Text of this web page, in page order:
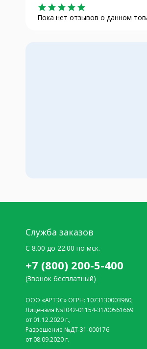
star star star star star
Пока нет отзывов о данном
Служба заказов
C 8.00 до 22.00 по мск.
+7 (800) 200-5-400
(Звонок бесплатный)
ООО «АРТЭС» ОГРН: 1073130003980;
Лицензия №Л042-01154-31/00561669
от 01.12.2020 г.,
Разрешение №ДТ-31-000176
от 08.09.2020 г.